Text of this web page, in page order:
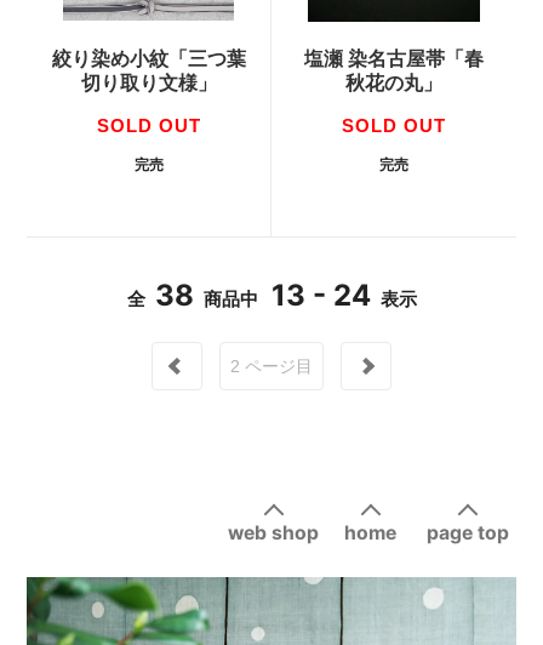
絞り染め小紋「三つ葉
切り取り文様」
SOLD OUT
完売
塩瀬 染名古屋帯「春
秋花の丸」
SOLD OUT
完売
全 38 商品中 13 - 24 表示
2 ページ目
page top
home
web shop